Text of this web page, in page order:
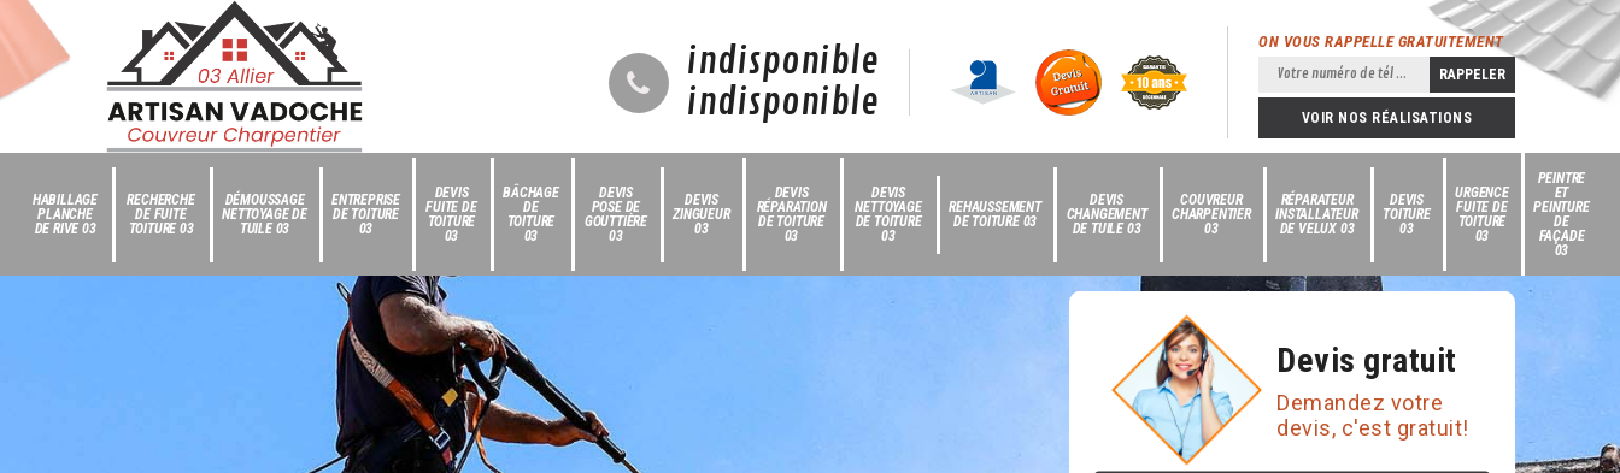
indisponible
indisponible
ON VOUS RAPPELLE GRATUITEMENT
VOIR NOS RÉALISATIONS
HABILLAGE
PLANCHE
DE RIVE 03
RECHERCHE
DE FUITE
TOITURE 03
DÉMOUSSAGE
NETTOYAGE DE
TUILE 03
ENTREPRISE
DE TOITURE
03
DEVIS
FUITE DE
TOITURE
03
BÂCHAGE
DE
TOITURE
03
DEVIS
POSE DE
GOUTTIÈRE
03
DEVIS
ZINGUEUR
03
DEVIS
RÉPARATION
DE TOITURE
03
DEVIS
NETTOYAGE
DE TOITURE
03
REHAUSSEMENT
DE TOITURE 03
DEVIS
CHANGEMENT
DE TUILE 03
COUVREUR
CHARPENTIER
03
RÉPARATEUR
INSTALLATEUR
DE VELUX 03
DEVIS
TOITURE
03
URGENCE
FUITE DE
TOITURE
03
PEINTRE
ET
PEINTURE
DE
FAÇADE
03
Devis gratuit
Demandez votre
devis, c'est gratuit!